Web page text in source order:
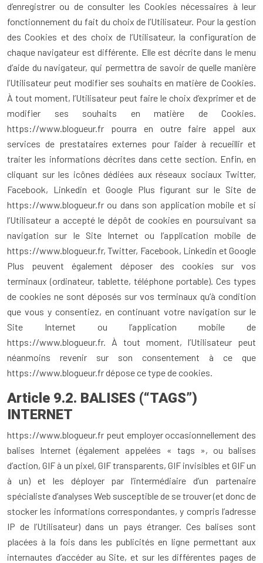
d’enregistrer ou de consulter les Cookies nécessaires à leur
fonctionnement du fait du choix de l’Utilisateur. Pour la gestion
des Cookies et des choix de l’Utilisateur, la configuration de
chaque navigateur est différente. Elle est décrite dans le menu
d’aide du navigateur, qui permettra de savoir de quelle manière
l’Utilisateur peut modifier ses souhaits en matière de Cookies.
À tout moment, l’Utilisateur peut faire le choix d’exprimer et de
modifier ses souhaits en matière de Cookies.
https://www.blogueur.fr pourra en outre faire appel aux
services de prestataires externes pour l’aider à recueillir et
traiter les informations décrites dans cette section. Enfin, en
cliquant sur les icônes dédiées aux réseaux sociaux Twitter,
Facebook, Linkedin et Google Plus figurant sur le Site de
https://www.blogueur.fr ou dans son application mobile et si
l’Utilisateur a accepté le dépôt de cookies en poursuivant sa
navigation sur le Site Internet ou l’application mobile de
https://www.blogueur.fr, Twitter, Facebook, Linkedin et Google
Plus peuvent également déposer des cookies sur vos
terminaux (ordinateur, tablette, téléphone portable). Ces types
de cookies ne sont déposés sur vos terminaux qu’à condition
que vous y consentiez, en continuant votre navigation sur le
Site Internet ou l’application mobile de
https://www.blogueur.fr. À tout moment, l’Utilisateur peut
néanmoins revenir sur son consentement à ce que
https://www.blogueur.fr dépose ce type de cookies.
Article 9.2. BALISES (“TAGS”)
INTERNET
https://www.blogueur.fr peut employer occasionnellement des
balises Internet (également appelées « tags », ou balises
d’action, GIF à un pixel, GIF transparents, GIF invisibles et GIF un
à un) et les déployer par l’intermédiaire d’un partenaire
spécialiste d’analyses Web susceptible de se trouver (et donc de
stocker les informations correspondantes, y compris l’adresse
IP de l’Utilisateur) dans un pays étranger. Ces balises sont
placées à la fois dans les publicités en ligne permettant aux
internautes d’accéder au Site, et sur les différentes pages de